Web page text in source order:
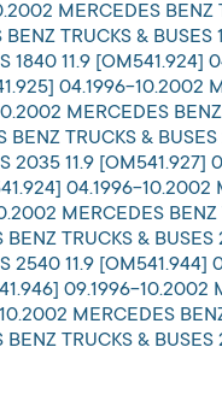
MERCEDES
TRUCKS &
11.9 [OM541.924]
04.1996-10.2002
MERCEDES
TRUCKS &
11.9
04.1996-
MERCEDES
TRUCKS &
11.9
09.1996-
MERCEDES
TRUCKS &